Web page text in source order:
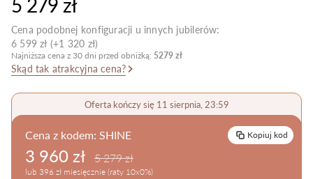
Cena podobnej konfiguracji u innych jubilerów:
6 599 zł (+1 320 zł)
Najniższa cena z 30 dni przed obniżką: 5279 zł
Skąd tak atrakcyjna cena?
Oferta kończy się 11 sierpnia, 23:59
Cena z kodem: SHINE Kopiuj kod
3 960 zł 5 279 zł
lub 396 zł miesięcznie (raty 10x0%)